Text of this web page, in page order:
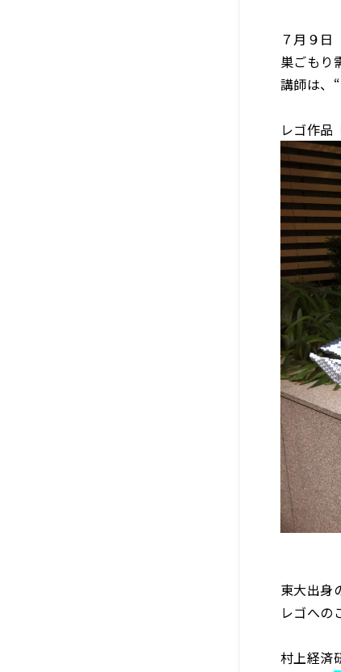
７月９日
巣ごもり
講師は、
レゴ作品
東大出身
レゴへの
村上経済